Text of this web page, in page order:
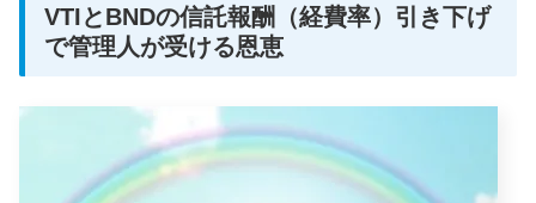
VTIとBNDの信託報酬（経費率）引き下げ
で管理人が受ける恩恵